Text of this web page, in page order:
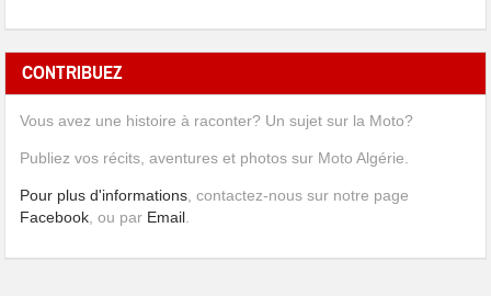
CONTRIBUEZ
Vous avez une histoire à raconter? Un sujet sur la Moto?
Publiez vos récits, aventures et photos sur Moto Algérie.
Pour plus d'informations , contactez-nous sur notre page
Facebook , ou par Email